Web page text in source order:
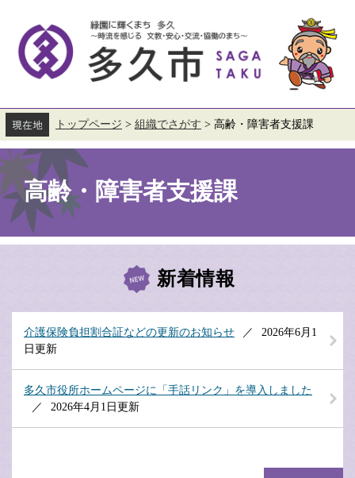
す。
し
本
文
へ
トップページ > 組織でさがす > 高齢・障害者支援課
本
文
高齢・障害者支援課
新着情報
介護保険負担割合証などの更新のお知らせ
2026年6月1
日更新
多久市役所ホームページに「手話リンク」を導入しました
2026年4月1日更新